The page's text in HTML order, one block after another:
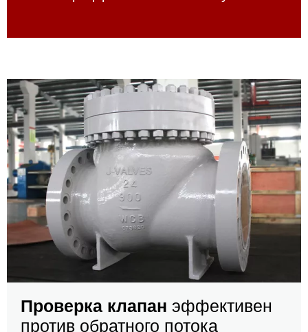
Проверка клапан эффективен
против обратного потока